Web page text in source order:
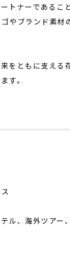
トナーであるこ
やブランド素材
をともに支える
す。
ル、海外ツアー、